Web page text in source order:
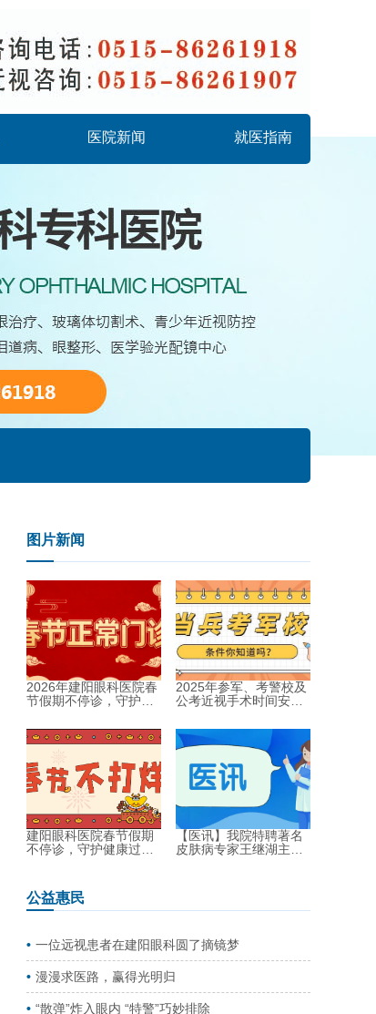
医院新闻 就医指南
图片新闻
2026年建阳眼科医院春
节假期不停诊，守护健
2025年参军、考警校及
公考近视手术时间安排
建阳眼科医院春节假期
不停诊，守护健康过新
【医讯】我院特聘著名
皮肤病专家王继湖主
公益惠民
一位远视患者在建阳眼科圆了摘镜梦
漫漫求医路，赢得光明归
“散弹”炸入眼内 “特警”巧妙排除